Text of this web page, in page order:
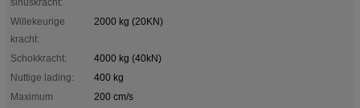
sinuskracht:
Willekeurige
kracht:
2000 kg (20KN)
Schokkracht:
4000 kg (40kN)
Nuttige lading:
400 kg
Maximum
200 cm/s